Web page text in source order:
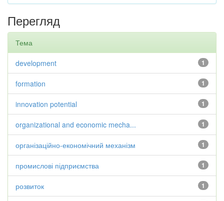
Перегляд
Тема
1
development
1
formation
1
innovation potential
1
organizational and economic mecha...
1
організаційно-економічний механізм
1
промислові підприємства
1
розвиток